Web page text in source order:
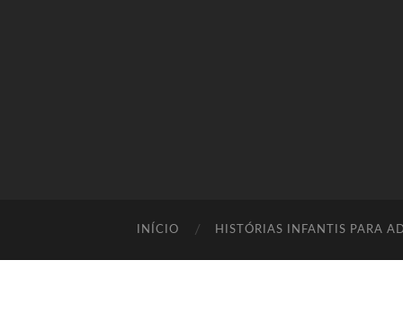
INÍCIO HISTÓRIAS INFANTIS PARA